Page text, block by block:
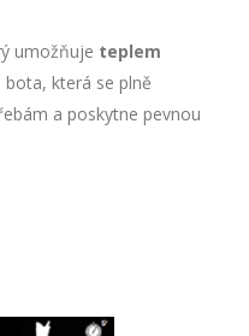
umožňuje teplem
bota, která se plně
a poskytne pevnou